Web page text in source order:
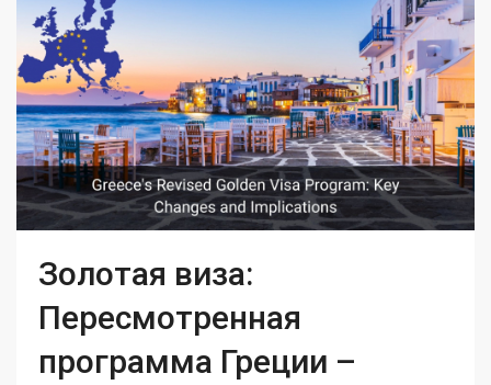
Золотая виза:
Пересмотренная
программа Греции –